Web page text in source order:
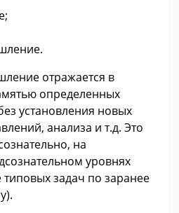
отражается в
определенных
установления новых
анализа и т.д. Это
на
уровнях
задач по заранее